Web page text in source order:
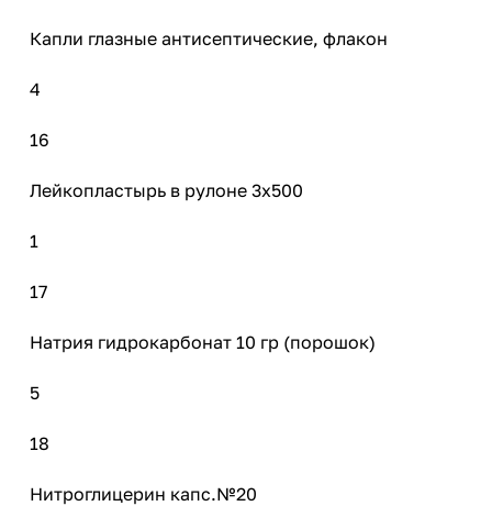
Капли глазные антисептические, флакон
4
16
Лейкопластырь в рулоне 3х500
1
17
Натрия гидрокарбонат 10 гр (порошок)
5
18
Нитроглицерин капс.№20